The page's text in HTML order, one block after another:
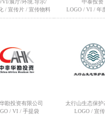
VI/展厅/环境.导示/
/ 宣传片 / 宣传物料
中泰投资
LOGO / VI / 年
勘投资有限公司
/ VI / 手提袋
太行山生态保护
LOGO / 宣